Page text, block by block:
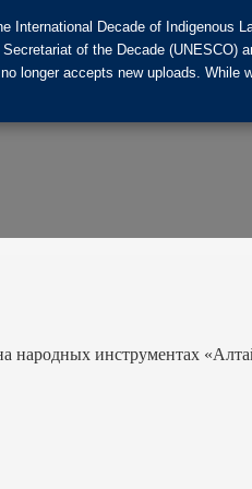
народных инструментах
Decade of
of the Decade
longer accepts new uploads.